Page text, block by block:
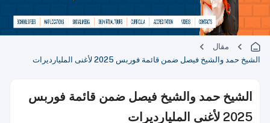
مقال
الشيخ حمد والشيخ فيصل ضمن قائمة فوربس 2025 لأغنى المليارديرات
الشيخ حمد والشيخ فيصل ضمن قائمة فوربس
2025 لأغنى المليارديرات